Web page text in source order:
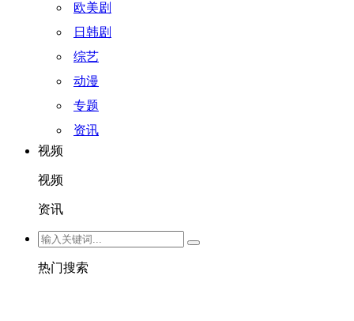
欧美剧
日韩剧
综艺
动漫
专题
资讯
视频
视频
资讯
热门搜索